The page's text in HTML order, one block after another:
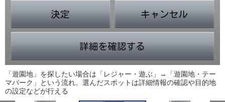
「遊園地」を探したい場合は「レジャー・遊ぶ」→「遊園地・テー
マパーク」という流れ。選んだスポットは詳細情報の確認や目的地
の設定などが行える